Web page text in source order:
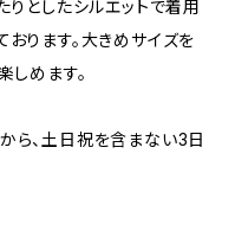
りとしたシルエットで着用
ります。大きめサイズを
しめます。
ら、土日祝を含まない3日